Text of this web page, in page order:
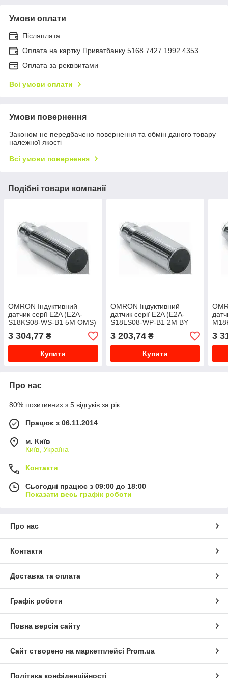
Умови оплати
Післяплата
Оплата на картку Приватбанку 5168 7427 1992 4353
Оплата за реквізитами
Всі умови оплати
Умови повернення
Законом не передбачено повернення та обмін даного товару
належної якості
Всі умови повернення
Подібні товари компанії
OMRON Індуктивний
датчик серії E2A (E2A-
S18KS08-WS-B1 5M OMS)
3 304,77 ₴
Купити
OMRON Індуктивний
датчик серії E2A (E2A-
S18LS08-WP-B1 2M BY
3 203,74₴
Купити
3
Про нас
80% позитивних з 5 відгуків за рік
Працює з 06.11.2014
м. Київ
Київ, Україна
Контакти
Сьогодні працює з 09:00 до 18:00
Показати весь графік роботи
Про нас
Контакти
Доставка та оплата
Графік роботи
Повна версія сайту
Сайт створено на маркетплейсі Prom.ua
Політика конфіденційності